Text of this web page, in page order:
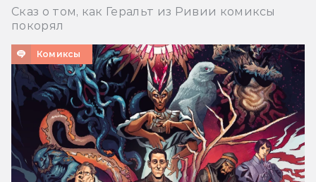
Сказ о том, как Геральт из Ривии комиксы
покорял
Комиксы